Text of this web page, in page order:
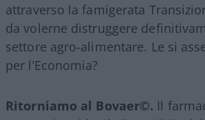
attraverso la famigerata
da volerne distruggere
settore agro-alimentare. Le si
per l’Economia?
Ritorniamo al Bovaer©️. Il